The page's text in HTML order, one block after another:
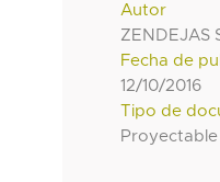
Autor
ZENDEJAS
Fecha de
12/10/2016
Tipo de
Proyectable